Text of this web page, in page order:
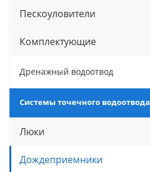
Пескоуловители
Комплектующие
Дренажный водоотвод
Системы точечного водоотвода
Люки
Дождеприемники